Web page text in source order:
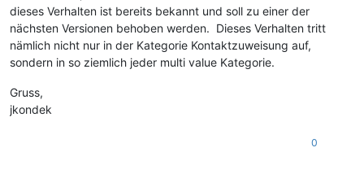
dieses Verhalten ist bereits bekannt und soll zu einer der
nächsten Versionen behoben werden. Dieses Verhalten tritt
nämlich nicht nur in der Kategorie Kontaktzuweisung auf,
sondern in so ziemlich jeder multi value Kategorie.
Gruss,
jkondek
0